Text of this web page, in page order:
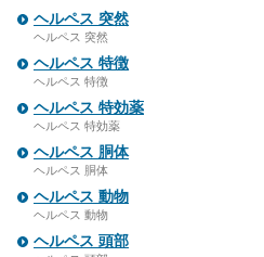
ヘルペス 突然
ヘルペス 突然
ヘルペス 特徴
ヘルペス 特徴
ヘルペス 特効薬
ヘルペス 特効薬
ヘルペス 胴体
ヘルペス 胴体
ヘルペス 動物
ヘルペス 動物
ヘルペス 頭部